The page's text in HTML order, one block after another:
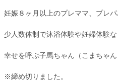
妊娠８ヶ月以上のプレママ、プレ
少人数体制で沐浴体験や妊婦体験な
幸せを呼ぶ子馬ちゃん（こまちゃ
※締め切りました。